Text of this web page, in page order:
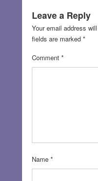
Leave a Reply
Your email address
fields are marked *
Comment *
Name *